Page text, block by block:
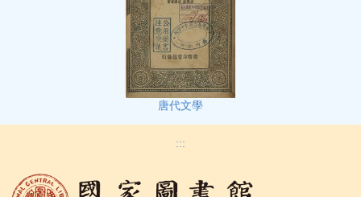
唐代文學
:::